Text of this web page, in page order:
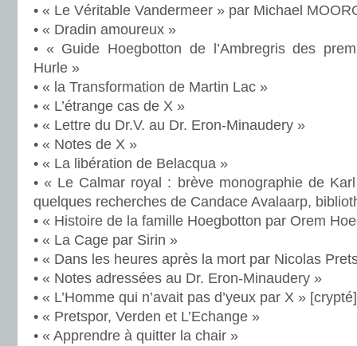
• « Le Véritable Vandermeer » par Michael
• « Dradin amoureux »
• « Guide Hoegbotton de l’Ambregris des
Hurle »
• « la Transformation de Martin Lac »
• « L’étrange cas de X »
• « Lettre du Dr.V. au Dr. Eron-Minaudery »
• « Notes de X »
• « La libération de Belacqua »
• « Le Calmar royal : brève monographie de
quelques recherches de Candace Avalaarp,
• « Histoire de la famille Hoegbotton par Orem
• « La Cage par Sirin »
• « Dans les heures après la mort par Nicolas
• « Notes adressées au Dr. Eron-Minaudery »
• « L’Homme qui n’avait pas d’yeux par X » [crypté]
• « Pretspor, Verden et L’Echange »
• « Apprendre à quitter la chair »